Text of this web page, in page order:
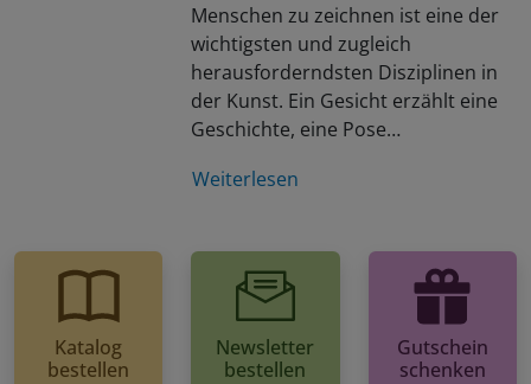
Menschen zu zeichnen ist eine der
wichtigsten und zugleich
herausforderndsten Disziplinen in
der Kunst. Ein Gesicht erzählt eine
Geschichte, eine Pose…
Weiterlesen
Katalog
bestellen
Newsletter
bestellen
Gutschein
schenken